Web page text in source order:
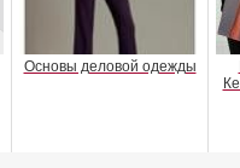
Основы деловой одежды